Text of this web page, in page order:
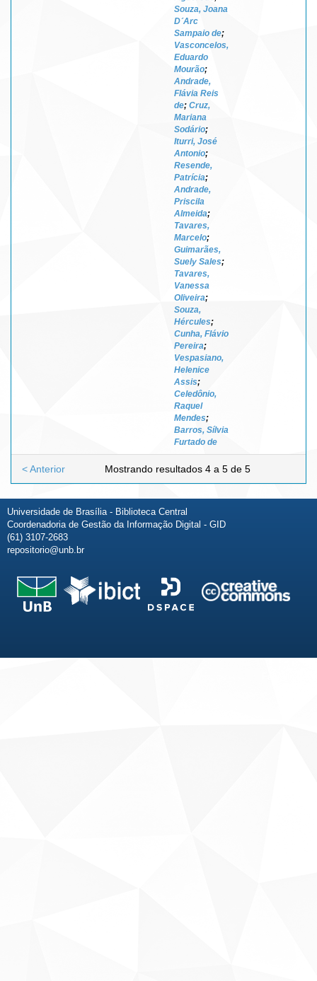
Souza, Joana
D´Arc
Sampaio de;
Vasconcelos,
Eduardo
Mourão;
Andrade,
Flávia Reis
de; Cruz,
Mariana
Sodário;
Iturri, José
Antonio;
Resende,
Patrícia;
Andrade,
Priscila
Almeida;
Tavares,
Marcelo;
Guimarães,
Suely Sales;
Tavares,
Vanessa
Oliveira;
Souza,
Hércules;
Cunha, Flávio
Pereira;
Vespasiano,
Helenice
Assis;
Celedônio,
Raquel
Mendes;
Barros, Sílvia
Furtado de
Mostrando resultados 4 a 5 de 5
< Anterior
Universidade de Brasília - Biblioteca Central
Coordenadoria de Gestão da Informação Digital - GID
(61) 3107-2683
repositorio@unb.br